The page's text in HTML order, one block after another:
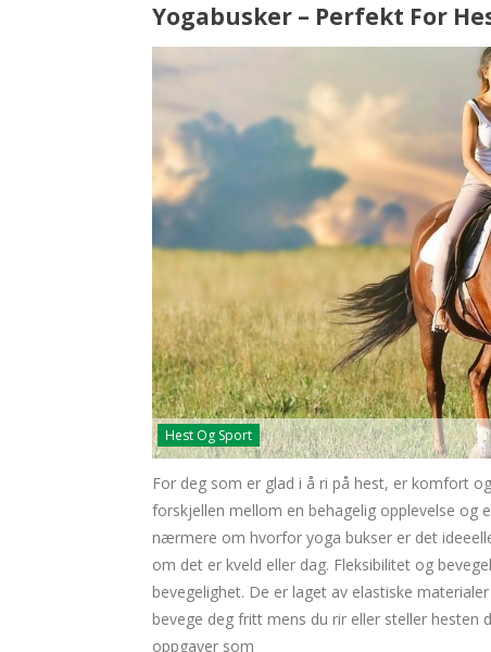
Yogabusker – Perfekt For
Hest Og Sport
For deg som er glad i å ri på hest, er komfort
forskjellen mellom en behagelig opplevelse og
nærmere om hvorfor yoga bukser er det
om det er kveld eller dag. Fleksibilitet og
bevegelighet. De er laget av elastiske
bevege deg fritt mens du rir eller steller hesten
oppgaver som